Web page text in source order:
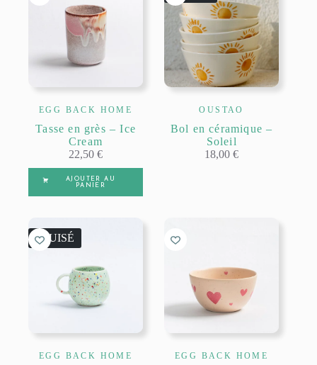
EGG BACK HOME
Tasse en grès – Ice
Cream
22,50€
AJOUTER AU
PANIER
OUSTAO
Bol en céramique –
Soleil
18,00€
ÉPUISÉ
EGG BACK HOME EGG BACK HOME